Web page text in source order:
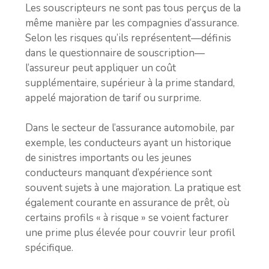
Les souscripteurs ne sont pas tous perçus de la
même manière par les compagnies d’assurance.
Selon les risques qu’ils représentent—définis
dans le questionnaire de souscription—
l’assureur peut appliquer un coût
supplémentaire, supérieur à la prime standard,
appelé majoration de tarif ou surprime.
Dans le secteur de l’assurance automobile, par
exemple, les conducteurs ayant un historique
de sinistres importants ou les jeunes
conducteurs manquant d’expérience sont
souvent sujets à une majoration. La pratique est
également courante en assurance de prêt, où
certains profils « à risque » se voient facturer
une prime plus élevée pour couvrir leur profil
spécifique.